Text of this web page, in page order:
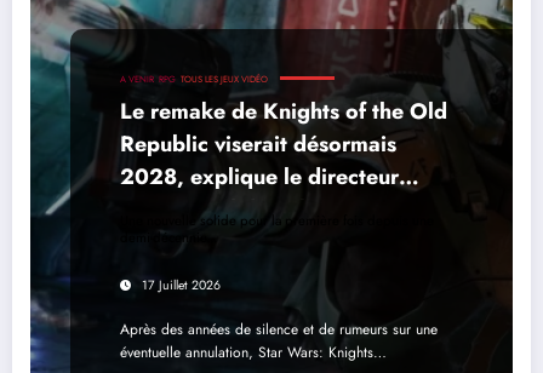
A VENIR RPG TOUS LES JEUX VIDÉO
Le remake de Knights of the Old
Republic viserait désormais
2028, explique le directeur
commercial de Saber Interactive
Une nouvelle solide pour la première fois depuis une
demi-décennie...
17 Juillet 2026
Après des années de silence et de rumeurs sur une
éventuelle annulation, Star Wars: Knights…